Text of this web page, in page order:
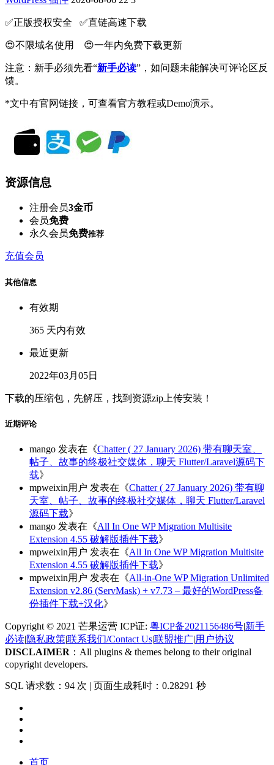
✅️正版授权安全 ✅️直链高速下载
😍不限域名使用 😍一年内免费下载更新
注意：新手必须先看“新手必读”，如问题未能解决可评论区反
馈。
*文中有官网链接，可查看官方教程或Demo演示。
资源信息
注册会员3金币
会员免费
永久会员免费推荐
充值会员
其他信息
有效期
365 天内有效
最近更新
2022年03月05日
下载的压缩包，先解压，找到资源zip上传安装！
近期评论
mango 发表在《Chatter ( 27 January 2026) 带有聊天室、
帖子、故事的终极社交媒体，聊天 Flutter/Laravel源码下
载》
mpweixin用户 发表在《Chatter ( 27 January 2026) 带有聊
天室、帖子、故事的终极社交媒体，聊天 Flutter/Laravel
源码下载》
mango 发表在《All In One WP Migration Multisite
Extension 4.55 破解版插件下载》
mpweixin用户 发表在《All In One WP Migration Multisite
Extension 4.55 破解版插件下载》
mpweixin用户 发表在《All-in-One WP Migration Unlimited
Extension v2.86 (ServMask) + v7.73 – 最好的WordPress备
份插件下载+汉化》
Copyright © 2021 芒果运营 ICP证: 粤ICP备2021156486号|新手
必读|隐私政策|联系我们/Contact Us|联盟推广|用户协议
DISCLAIMER ：All plugins & themes belong to their original
copyright developers.
SQL 请求数：94 次 | 页面生成耗时：0.28291 秒
首页